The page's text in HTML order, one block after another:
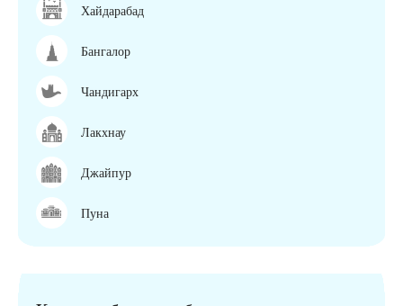
Хайдарабад
Бангалор
Чандигарх
Лакхнау
Джайпур
Пуна